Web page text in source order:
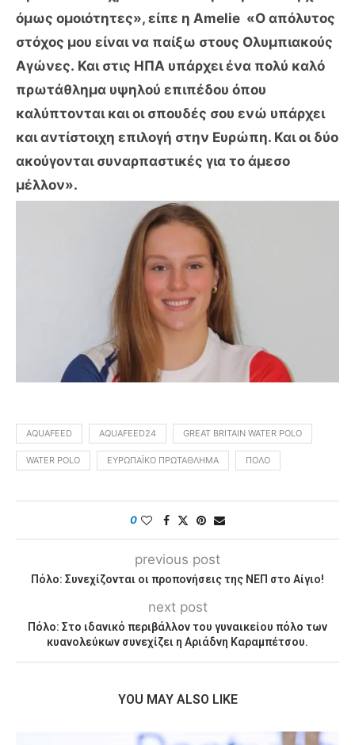
όμως ομοιότητες», είπε η Amelie «Ο απόλυτος
στόχος μου είναι να παίξω στους Ολυμπιακούς
Αγώνες. Και στις ΗΠΑ υπάρχει ένα πολύ καλό
πρωτάθλημα υψηλού επιπέδου όπου
καλύπτονται και οι σπουδές σου ενώ υπάρχει
και αντίστοιχη επιλογή στην Ευρώπη. Και οι δύο
ακούγονται συναρπαστικές για το άμεσο
μέλλον».
AQUAFEED AQUAFEED24 GREAT BRITAIN WATER POLO
WATER POLO ΕΥΡΩΠΑΪΚΟ ΠΡΩΤΆΘΛΗΜΑ ΠΌΛΟ
0
previous post
Πόλο: Συνεχίζονται οι προπονήσεις της ΝΕΠ στο Αίγιο!
next post
Πόλο: Στο ιδανικό περιβάλλον του γυναικείου πόλο των
κυανολεύκων συνεχίζει η Αριάδνη Καραμπέτσου.
YOU MAY ALSO LIKE